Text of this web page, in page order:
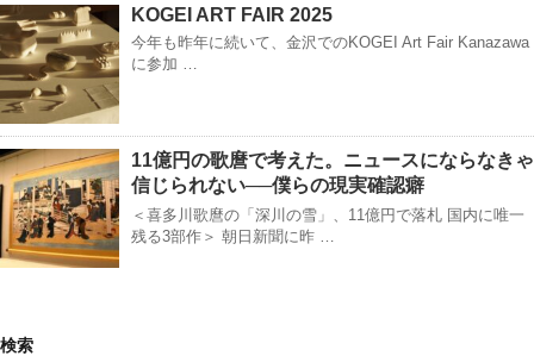
KOGEI ART FAIR 2025
今年も昨年に続いて、金沢でのKOGEI Art Fair Kanazawa
に参加 …
11億円の歌麿で考えた。ニュースにならなきゃ
信じられない──僕らの現実確認癖
＜喜多川歌麿の「深川の雪」、11億円で落札 国内に唯一
残る3部作＞ 朝日新聞に昨 …
検索